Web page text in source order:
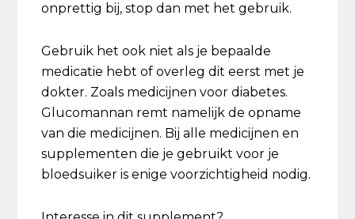
onprettig bij, stop dan met het gebruik.
Gebruik het ook niet als je bepaalde
medicatie hebt of overleg dit eerst met je
dokter. Zoals medicijnen voor diabetes.
Glucomannan remt namelijk de opname
van die medicijnen. Bij alle medicijnen en
supplementen die je gebruikt voor je
bloedsuiker is enige voorzichtigheid nodig.